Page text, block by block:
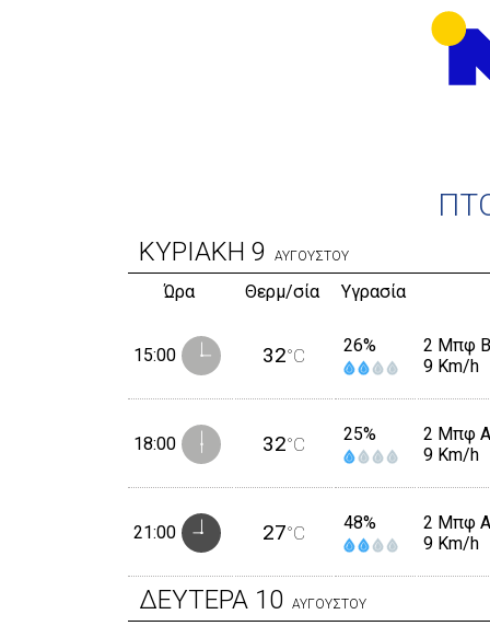
ΚΥΡΙΑΚΗ 9 ΑΥΓΟΥΣΤΟΥ
Ώρα Θερμ/σία Υγρασία
15:00 32°C 26%
2 Μπφ
9 Km/h
18:00 32°C 25%
2 Μπφ Α
9 Km/h
21:00 27°C 48%
2 Μπφ Α
9 Km/h
ΔΕΥΤΕΡΑ 10 ΑΥΓΟΥΣΤΟΥ